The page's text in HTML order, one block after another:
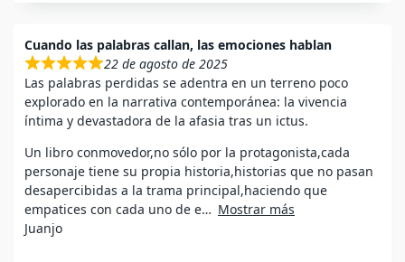
Cuando las palabras callan, las emociones hablan
22 de agosto de 2025
Las palabras perdidas se adentra en un terreno poco
explorado en la narrativa contemporánea: la vivencia
íntima y devastadora de la afasia tras un ictus.
Un libro conmovedor,no sólo por la protagonista,cada
personaje tiene su propia historia,historias que no pasan
desapercibidas a la trama principal,haciendo que
empatices con cada uno de e
Mostrar más
Juanjo